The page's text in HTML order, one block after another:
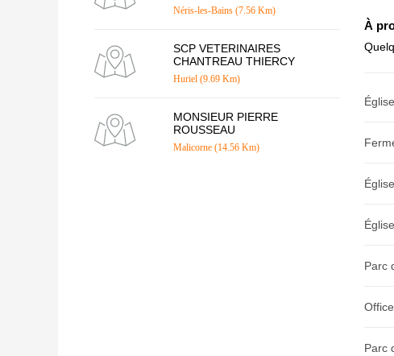
Néris-les-Bains (7.56 Km)
SCP VETERINAIRES
CHANTREAU THIERCY
Huriel (9.69 Km)
MONSIEUR PIERRE
ROUSSEAU
Malicorne (14.56 Km)
Avis
À
Parc
Parc